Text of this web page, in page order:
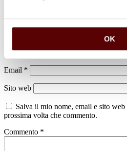
OK
Il tuo indirizzo email non sarà
Nome*
Email *
Sito web
Salva il mio nome, email e sito
prossima volta che commento.
Commento *